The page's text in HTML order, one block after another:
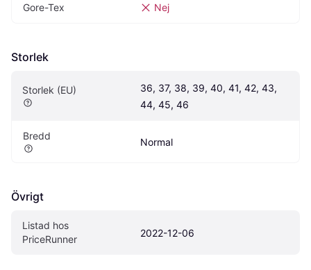
Gore-Tex Nej
Storlek
Storlek (EU)
36, 37, 38, 39, 40, 41, 42, 43,
44, 45, 46
Bredd
Normal
Övrigt
Listad hos
PriceRunner
2022-12-06